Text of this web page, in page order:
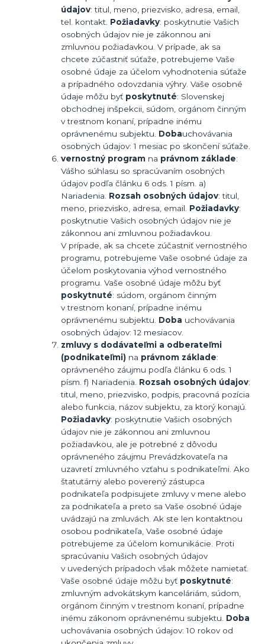
údajov: titul, meno, priezvisko, adresa, email,
tel. kontakt. Požiadavky: poskytnutie Vašich
osobných údajov nie je zákonnou ani
zmluvnou požiadavkou. V prípade, ak sa
chcete zúčastniť súťaže, potrebujeme Vaše
osobné údaje za účelom vyhodnotenia súťaže
a prípadného odovzdania výhry. Vaše osobné
údaje môžu byť poskytnuté: Slovenskej
obchodnej inšpekcii, súdom, orgánom činným
v trestnom konaní, prípadne inému
oprávnenému subjektu. Dobauchovávania
osobných údajov: 1 mesiac po skončení súťaže.
vernostný programna právnom základe:
Vášho súhlasu so spracúvaním osobných
údajov podľa článku 6 ods. 1 písm. a)
Nariadenia. Rozsah osobných údajov: titul,
meno, priezvisko, adresa, email. Požiadavky:
poskytnutie Vašich osobných údajov nie je
zákonnou ani zmluvnou požiadavkou.
V prípade, ak sa chcete zúčastniť vernostného
programu, potrebujeme Vaše osobné údaje za
účelom poskytovania výhod vernostného
programu. Vaše osobné údaje môžu byť
poskytnuté: súdom, orgánom činným
v trestnom konaní, prípadne inému
oprávnenému subjektu. Doba uchovávania
osobných údajov: 12 mesiacov.
zmluvy s dodávateľmi a odberateľmi
(podnikateľmi)na právnom základe:
oprávneného záujmu podľa článku 6 ods. 1
písm. f) Nariadenia. Rozsah osobných údajov:
titul, meno, priezvisko, podpis, pracovná pozícia
alebo funkcia, názov subjektu, za ktorý konajú.
Požiadavky: poskytnutie Vašich osobných
údajov nie je zákonnou ani zmluvnou
požiadavkou, ale je potrebné z dôvodu
oprávneného záujmu Prevádzkovateľa na
uzavretí zmluvného vzťahu s podnikateľmi. Ako
štatutárny alebo poverený zástupca
podnikateľa podpisujete zmluvy v mene alebo
za podnikateľa a preto sa Vaše osobné údaje
uvádzajú na zmluvách. Ak ste len kontaktnou
osobou podnikateľa, Vaše osobné údaje
potrebujeme za účelom komunikácie. Proti
spracúvaniu Vašich osobných údajov
v uvedených prípadoch však môžete namietať.
Vaše osobné údaje môžu byť poskytnuté:
zmluvným advokátskym kanceláriám, súdom,
orgánom činným v trestnom konaní, prípadne
inému zákonom oprávnenému subjektu. Doba
uchovávania osobných údajov: 10 rokov od